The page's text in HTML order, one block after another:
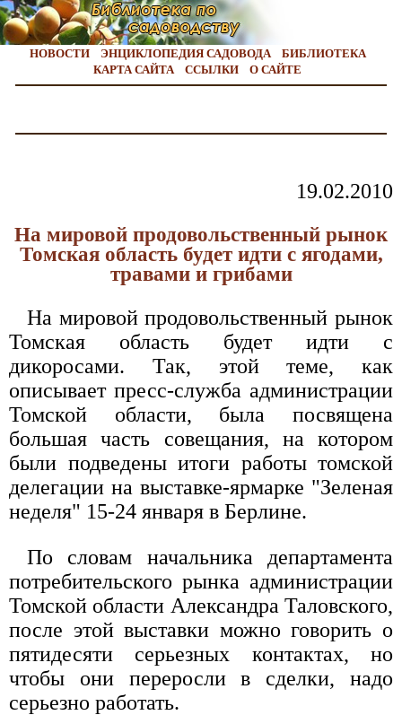
НОВОСТИ ЭНЦИКЛОПЕДИЯ САДОВОДА
БИБЛИОТЕКА
КАРТА САЙТА
ССЫЛКИ О САЙТЕ
19.02.2010
На мировой продовольственный рынок
Томская область будет идти с ягодами,
травами и грибами
На мировой продовольственный рынок
Томская область будет идти с
дикоросами. Так, этой теме, как
описывает пресс-служба администрации
Томской области, была посвящена
большая часть совещания, на котором
были подведены итоги работы томской
делегации на выставке-ярмарке "Зеленая
неделя" 15-24 января в Берлине.
По словам начальника департамента
потребительского рынка администрации
Томской области Александра Таловского,
после этой выставки можно говорить о
пятидесяти серьезных контактах, но
чтобы они переросли в сделки, надо
серьезно работать.